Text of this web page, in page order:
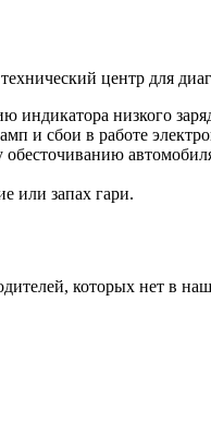
центр для
индикатора низкого
и сбои в работе
обесточиванию
или запах гари.
которых нет в